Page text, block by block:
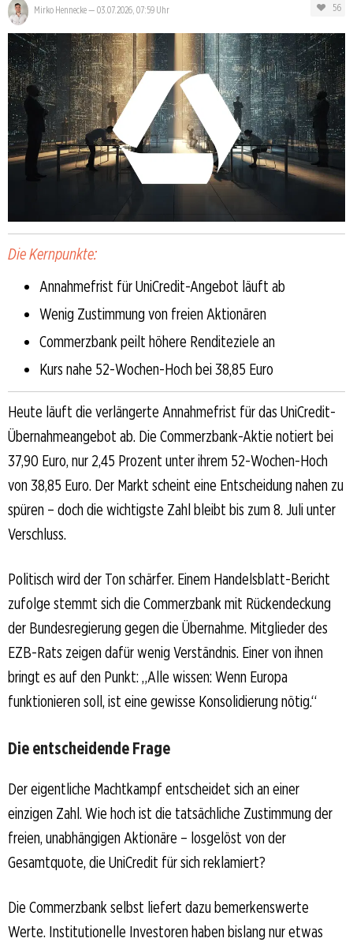
Mirko Hennecke— 03.07.2026, 07:59 Uhr 56
Die Kernpunkte:
Annahmefrist für UniCredit-Angebot läuft ab
Wenig Zustimmung von freien Aktionären
Commerzbank peilt höhere Renditeziele an
Kurs nahe 52-Wochen-Hoch bei 38,85 Euro
Heute läuft die verlängerte Annahmefrist für das UniCredit-
Übernahmeangebot ab. Die Commerzbank-Aktie notiert bei
37,90 Euro, nur 2,45 Prozent unter ihrem 52-Wochen-Hoch
von 38,85 Euro. Der Markt scheint eine Entscheidung nahen zu
spüren – doch die wichtigste Zahl bleibt bis zum 8. Juli unter
Verschluss.
Politisch wird der Ton schärfer. Einem Handelsblatt-Bericht
zufolge stemmt sich die Commerzbank mit Rückendeckung
der Bundesregierung gegen die Übernahme. Mitglieder des
EZB-Rats zeigen dafür wenig Verständnis. Einer von ihnen
bringt es auf den Punkt: „Alle wissen: Wenn Europa
funktionieren soll, ist eine gewisse Konsolidierung nötig.“
Die entscheidende Frage
Der eigentliche Machtkampf entscheidet sich an einer
einzigen Zahl. Wie hoch ist die tatsächliche Zustimmung der
freien, unabhängigen Aktionäre – losgelöst von der
Gesamtquote, die UniCredit für sich reklamiert?
Die Commerzbank selbst liefert dazu bemerkenswerte
Werte. Institutionelle Investoren haben bislang nur etwas